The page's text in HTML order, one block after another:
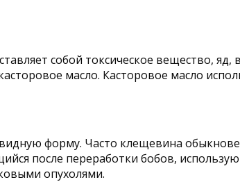
собой токсическое вещество,
масло. Касторовое масло
форму. Часто клещевина
после переработки бобов,
опухолями.